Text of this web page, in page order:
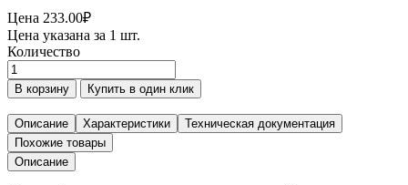
Цена 233.00₽
Цена указана за 1 шт.
Количество
Количество
товара
Канал
направляющий
3м
(1,0-
1,2
В корзину Купить в один клик
Описание Характеристики
Техническая документация
Похожие товары
Описание